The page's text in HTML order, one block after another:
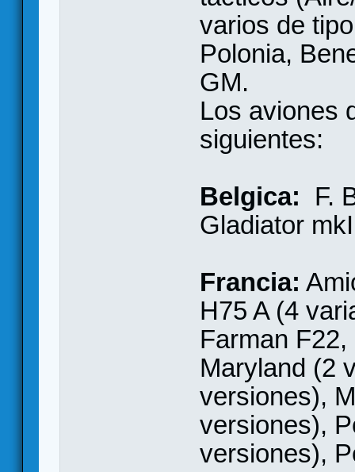
varios de
Polonia,
GM.
Los aviones
siguientes:
Belgica: F.
Gladiator
Francia:
H75 A (4
Farman
Maryland (2
versiones),
versiones),
versiones),